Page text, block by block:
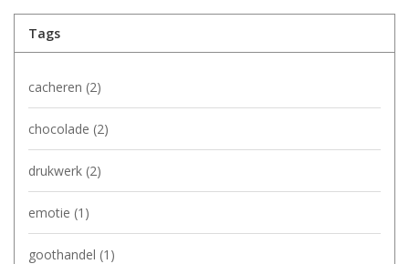
Tags
cacheren (2)
chocolade (2)
drukwerk (2)
emotie (1)
goothandel (1)